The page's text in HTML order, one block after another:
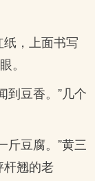
，上面书写
。
到豆香。”几个
斤豆腐。”黄三
杆翘的老